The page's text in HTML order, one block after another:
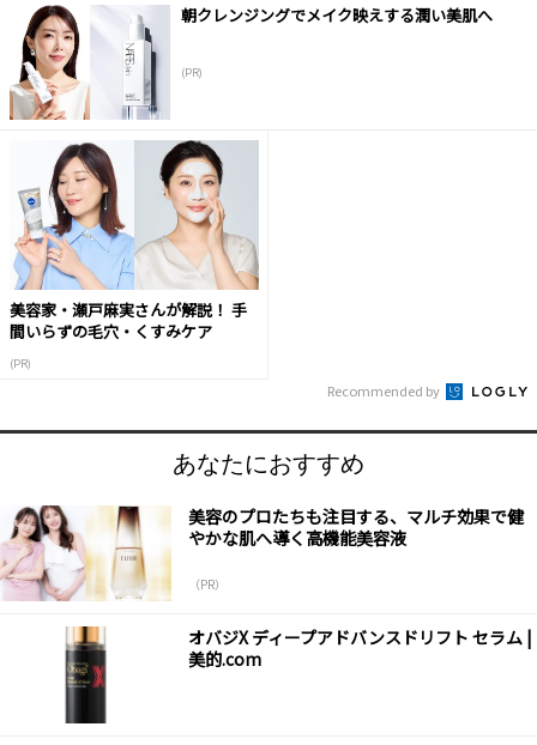
朝クレンジングでメイク映えする潤い美肌へ
(PR)
美容家・瀬戸麻実さんが解説！ 手
間いらずの毛穴・くすみケア
(PR)
Recommended by
あなたにおすすめ
美容のプロたちも注目する、マルチ効果で健
やかな肌へ導く高機能美容液
（PR）
オバジX ディープアドバンスドリフト セラム |
美的.com